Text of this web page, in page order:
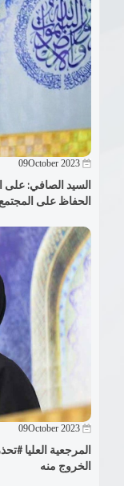
09October 2023
السيد الصافي: على
الحفاظ على
09October 2023
المرجعية العليا
الخروج منه